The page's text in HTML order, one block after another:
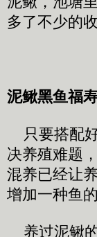
多了不少的收
泥鳅黑鱼福
只要搭配
决养殖难题
混养已经让
增加一种鱼的
养过泥鳅